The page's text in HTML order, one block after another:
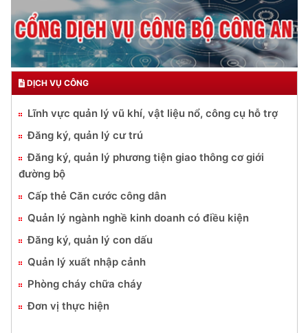
DỊCH VỤ CÔNG
Lĩnh vực quản lý vũ khí, vật liệu nổ, công cụ hỗ trợ
Đăng ký, quản lý cư trú
Đăng ký, quản lý phương tiện giao thông cơ giới
đường bộ
Cấp thẻ Căn cước công dân
Quản lý ngành nghề kinh doanh có điều kiện
Đăng ký, quản lý con dấu
Quản lý xuất nhập cảnh
Phòng cháy chữa cháy
Đơn vị thực hiện